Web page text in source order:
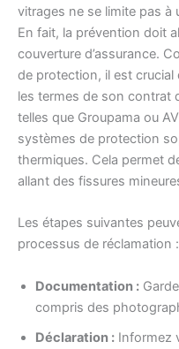
vitrages ne se limite pas
En fait, la prévention doit
couverture d’assurance.
de protection, il est
les termes de son contrat
telles que Groupama ou
systèmes de protection
thermiques. Cela permet
allant des fissures
Les étapes suivantes
processus de réclamation :
Documentation :
compris des
Déclaration : Informez